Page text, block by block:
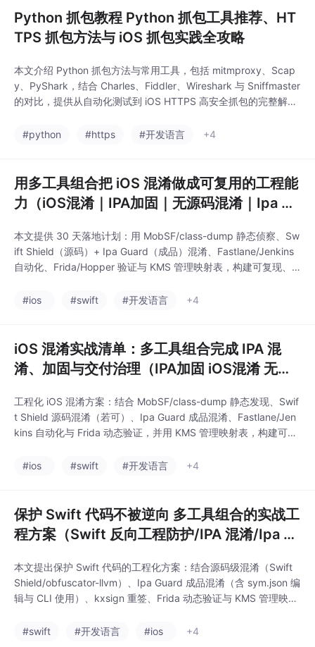
Python 抓包教程 Python 抓包工具推荐、HT
TPS 抓包方法与 iOS 抓包实践全攻略
本文介绍 Python 抓包方法与常用工具，包括 mitmproxy、Scap
y、PyShark，结合 Charles、Fiddler、Wireshark 与 Sniffmaster
的对比，提供从自动化测试到 iOS HTTPS 高安全抓包的完整解决
#python
#https #开发语言 +4
用多工具组合把 iOS 混淆做成可复用的工程能
力（iOS混淆｜IPA加固｜无源码混淆｜Ipa Gu
本文提供 30 天落地计划：用 MobSF/class-dump 静态侦察、Sw
ift Shield（源码）+ Ipa Guard（成品）混淆、Fastlane/Jenkins
自动化、Frida/Hopper 验证与 KMS 管理映射表，构建可复现、
#ios
#swift #开发语言 +4
iOS 混淆实战清单：多工具组合完成 IPA 混
淆、加固与交付治理（IPA加固 iOS混淆 无源
工程化 iOS 混淆方案：结合 MobSF/class-dump 静态发现、Swif
t Shield 源码混淆（若可）、Ipa Guard 成品混淆、Fastlane/Jen
kins 自动化与 Frida 动态验证，并用 KMS 管理映射表，构建可复
#ios
#swift #开发语言 +4
保护 Swift 代码不被逆向 多工具组合的实战工
程方案（Swift 反向工程防护/IPA 混淆/Ipa G
本文提出保护 Swift 代码的工程化方案：结合源码级混淆（Swift
Shield/obfuscator-llvm）、Ipa Guard 成品混淆（含 sym.json 编
辑与 CLI 使用）、kxsign 重签、Frida 动态验证与 KMS 管理映射
#swift
#开发语言 #ios +4